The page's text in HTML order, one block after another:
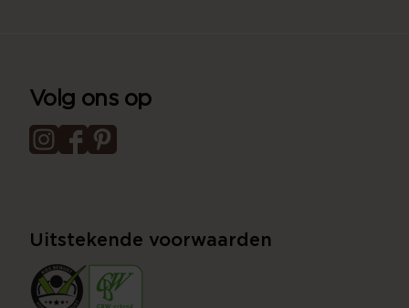
Volg ons op
Uitstekende voorwaarden